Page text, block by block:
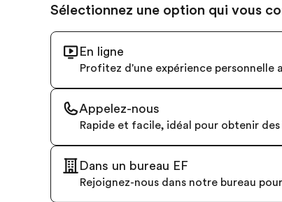
Sélectionnez une option qui vous
En ligne
Profitez d'une expérience personnelle
Appelez-nous
Rapide et facile, idéal pour obtenir
Dans un bureau EF
Rejoignez-nous dans notre bureau